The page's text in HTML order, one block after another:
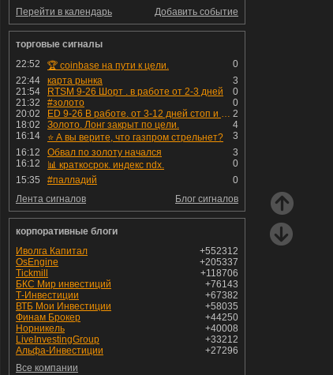
Добавить событие
Перейти в календарь
торговые сигналы
22:52
0
🏆 coinbase на пути к цели.
22:44
3
карта рынка
21:54
0
RTSM 9-26 Шорт . в работе от 2-3 дней
21:32
0
#золото
20:02
2
ED 9-26 В работе. от 3-12 дней стоп и профит установлен
18:02
4
Золото. Лонг закрыт по цели.
16:14
3
⭐️ А вы верите, что газпром стрельнет?
16:12
3
Обвал по золоту начался
16:12
0
📊 краткосрок. индекс ndx.
15:35
0
#палладий
Блог сигналов
Лента сигналов
корпоративные блоги
+552312
Иволга Капитал
+205337
OsEngine
+118706
Tickmill
+76143
БКС Мир инвестиций
+67382
Т-Инвестиции
+58035
ВТБ Мои Инвестиции
+44250
Финам Брокер
+40008
Норникель
+33212
LiveInvestingGroup
+27296
Альфа-Инвестиции
Все компании